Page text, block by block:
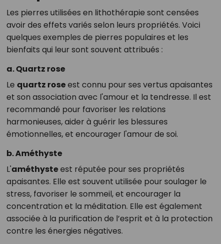
Les pierres utilisées en lithothérapie sont censées
avoir des effets variés selon leurs propriétés. Voici
quelques exemples de pierres populaires et les
bienfaits qui leur sont souvent attribués :
a. Quartz rose
Le quartz roseest connu pour ses vertus apaisantes
et son association avec l'amour et la tendresse. Il est
recommandé pour favoriser les relations
harmonieuses, aider à guérir les blessures
émotionnelles, et encourager l'amour de soi.
b. Améthyste
L'améthysteest réputée pour ses propriétés
apaisantes. Elle est souvent utilisée pour soulager le
stress, favoriser le sommeil, et encourager la
concentration et la méditation. Elle est également
associée à la purification de l’esprit et à la protection
contre les énergies négatives.